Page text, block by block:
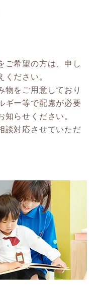
ご希望の方は、申し
ください。
物をご用意しており
ギー等で配慮が必要
知らせください。
談対応させていただ